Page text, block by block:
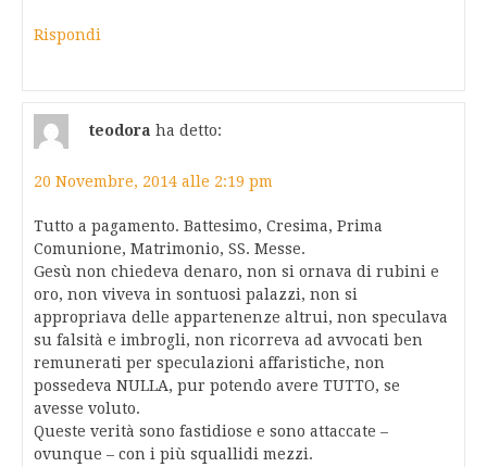
Rispondi
teodora ha detto:
20 Novembre, 2014 alle 2:19 pm
Tutto a pagamento. Battesimo, Cresima, Prima
Comunione, Matrimonio, SS. Messe.
Gesù non chiedeva denaro, non si ornava di rubini e
oro, non viveva in sontuosi palazzi, non si
appropriava delle appartenenze altrui, non speculava
su falsità e imbrogli, non ricorreva ad avvocati ben
remunerati per speculazioni affaristiche, non
possedeva NULLA, pur potendo avere TUTTO, se
avesse voluto.
Queste verità sono fastidiose e sono attaccate –
ovunque – con i più squallidi mezzi.